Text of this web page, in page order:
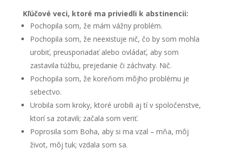
Kľúčové veci, ktoré ma priviedli k abstinencii:
Pochopila som, že mám vážny problém.
Pochopila som, že neexistuje nič, čo by som mohla
urobiť, preusporiadať alebo ovládať, aby som
zastavila túžbu, prejedanie či záchvaty. Nič.
Pochopila som, že koreňom môjho problému je
sebectvo.
Urobila som kroky, ktoré urobili aj tí v spoločenstve,
ktorí sa zotavili; začala som veriť.
Poprosila som Boha, aby si ma vzal – mňa, môj
život, môj tuk; vzdala som sa.